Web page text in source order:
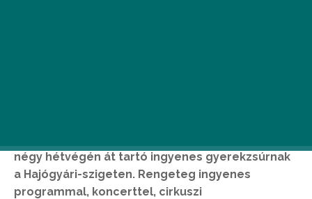
négy hétvégén át tartó ingyenes gyerekzsúrnak
a Hajógyári-szigeten. Rengeteg ingyenes
programmal, koncerttel, cirkuszi